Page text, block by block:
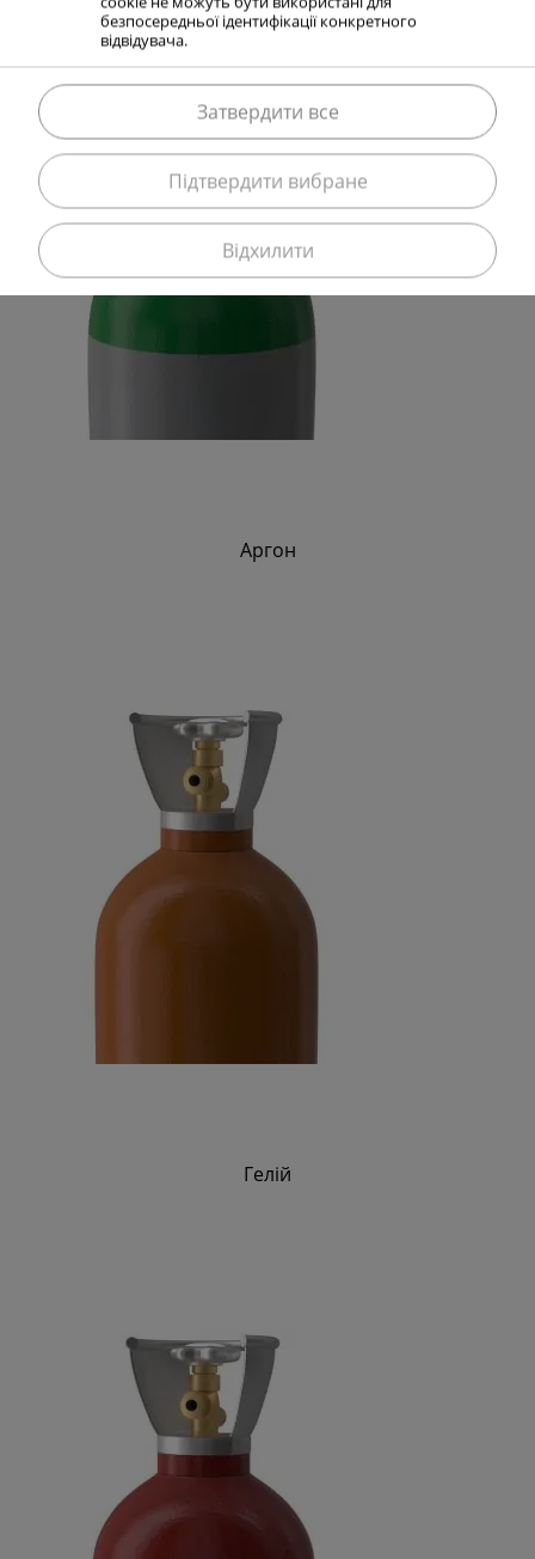
Аргон
Гелій
безпосередньої ідентифікації конкретного
відвідувача.
Відхилити
Підтвердити вибране
Затвердити все